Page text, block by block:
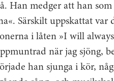
Han medger att han
Särskilt uppskattat var
i låten »I will
när jag sjöng,
han sjunga i kör,